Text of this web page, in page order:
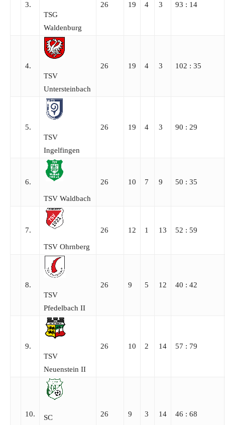
3.
TSG
Waldenburg
26 19 4 3 93 : 14
4.
TSV
Untersteinbach
26 19 4 3 102 : 35
5.
TSV
Ingelfingen
26 19 4 3 90 : 29
6.
TSV Waldbach
26 10 7 9 50 : 35
7.
TSV Ohrnberg
26 12 1 13 52 : 59
8.
TSV
Pfedelbach II
26 9 5 12 40 : 42
9.
TSV
Neuenstein II
26 10 2 14 57 : 79
10.
SC
26 9 3 14 46 : 68